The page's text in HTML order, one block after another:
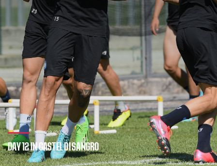
03/08/2022
DAY 12 IN CASTEL DI SANGRO